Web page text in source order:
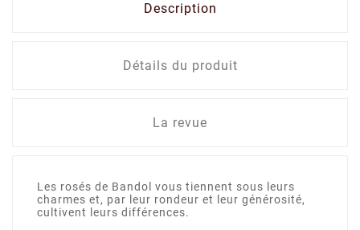
Description
Détails du produit
La revue
Les rosés de Bandol vous tiennent sous leurs
charmes et, par leur rondeur et leur générosité,
cultivent leurs différences.